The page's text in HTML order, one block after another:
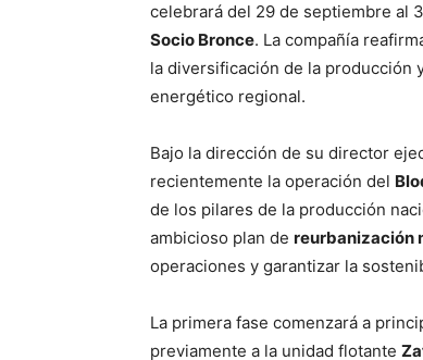
celebrará del 29 de septiembre al
Socio Bronce. La compañía
la diversificación de la producción
energético regional.
Bajo la dirección de su director
recientemente la operación del
de los pilares de la producción
ambicioso plan de reurbanización
operaciones y garantizar la
La primera fase comenzará a
previamente a la unidad flotante